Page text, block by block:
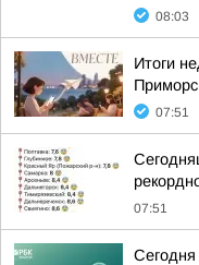
08:03
Итоги
07:51
07:51
Сегодня